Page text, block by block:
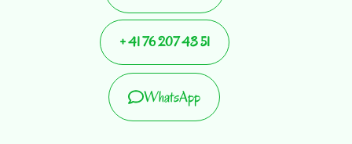
+ 41 76 207 43 51
WhatsApp